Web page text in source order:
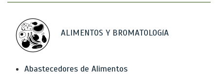
ALIMENTOS Y BROMATOLOGíA
Abastecedores de Alimentos